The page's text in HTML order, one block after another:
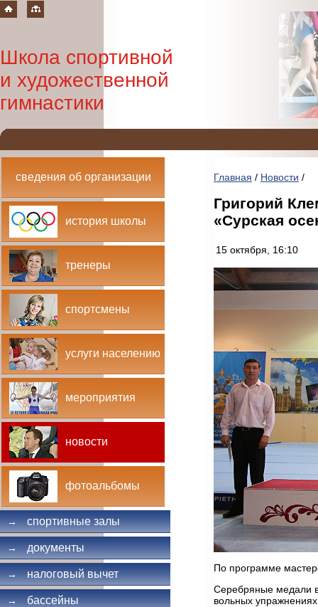
Школа спортивной
и художественной
гимнастики
сведения об организации
история школы
тренеры
спортсмены
услуги населению
мероприятия
новости
фотоальбомы
→ спортивные залы
→ документы
→ налоговый вычет
→ бассейны
Главная / Новости /
Григорий
«Сурская
15 октября, 16:10
По программе
Серебряные медали
вольных